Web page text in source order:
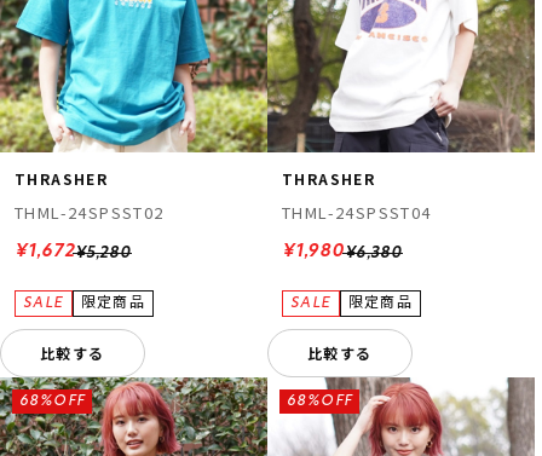
THRASHER
THML-24SPSST02
¥5,280
¥1,672
比較する
THRASHER
THML-24SPSST04
¥6,380
¥1,980
比較する
68%OFF 68%OFF